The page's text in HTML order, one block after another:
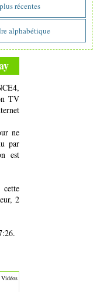
récentes
alphabétique
TV
ne
par
est
cette
2
Vidéos